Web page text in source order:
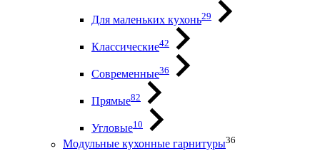
Для маленьких кухонь29
Классические42
Современные36
Прямые82
Угловые10
Модульные кухонные гарнитуры36